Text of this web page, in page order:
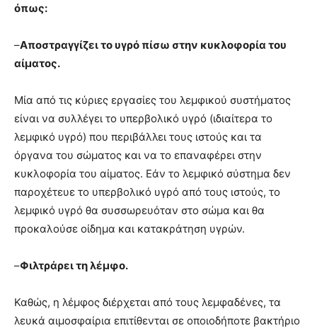
όπως:
–Αποστραγγίζει το υγρό πίσω στην κυκλοφορία του
αίματος.
Μία από τις κύριες εργασίες του λεμφικού συστήματος
είναι να συλλέγει το υπερβολικό υγρό (ιδιαίτερα το
λεμφικό υγρό) που περιβάλλει τους ιστούς και τα
όργανα του σώματος και να το επαναφέρει στην
κυκλοφορία του αίματος. Εάν το λεμφικό σύστημα δεν
παροχέτευε το υπερβολικό υγρό από τους ιστούς, το
λεμφικό υγρό θα συσσωρευόταν στο σώμα και θα
προκαλούσε οίδημα και κατακράτηση υγρών.
–Φιλτράρει τη λέμφο.
Καθώς, η λέμφος διέρχεται από τους λεμφαδένες, τα
λευκά αιμοσφαίρια επιτίθενται σε οποιοδήποτε βακτήριο